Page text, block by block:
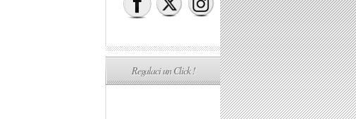
Regalaci un Click !